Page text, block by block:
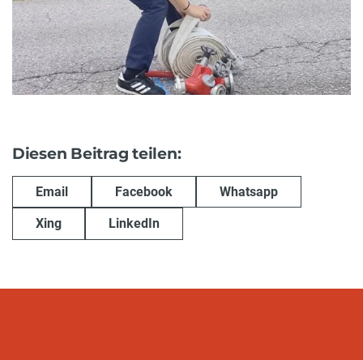
Diesen Beitrag teilen:
Email Facebook Whatsapp
Xing LinkedIn